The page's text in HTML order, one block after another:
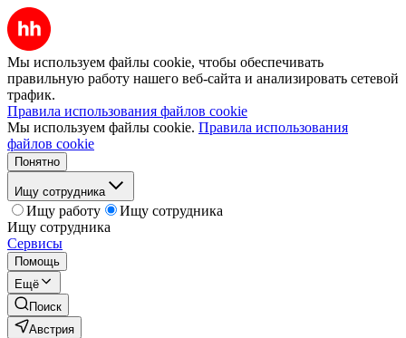
Мы используем файлы cookie, чтобы обеспечивать
правильную работу нашего веб-сайта и анализировать сетевой
трафик.
Правила использования файлов cookie
Мы используем файлы cookie. Правила использования
файлов cookie
Понятно
Ищу сотрудника
Ищу работу
Ищу сотрудника
Ищу сотрудника
Сервисы
Помощь
Ещё
Поиск
Австрия